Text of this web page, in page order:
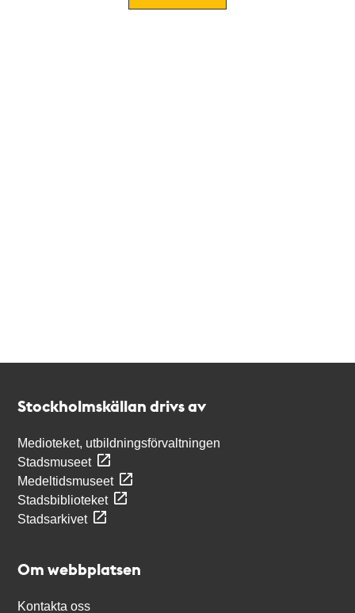
Stockholmskällan drivs av
Medioteket, utbildningsförvaltningen
Stadsmuseet
Medeltidsmuseet
Stadsbiblioteket
Stadsarkivet
Om webbplatsen
Kontakta oss